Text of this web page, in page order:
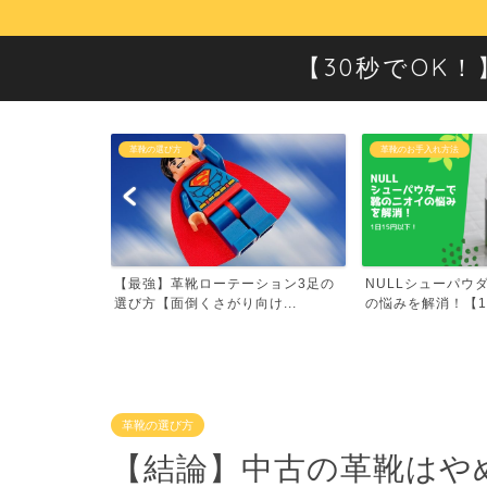
【30秒でOK
【最強】革靴ローテーション3足の
選び方【面倒くさがり向け...
革靴のお手入れ方法
NULLシューパウダーで靴のニ
の悩みを解消！【1日1...
革靴の選び方
【結論】中古の革靴は